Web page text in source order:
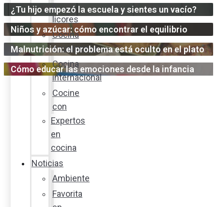
y
licores
Cocina
ecuatoriana
Cocina
internacional
Cocine
con
Expertos
en
cocina
Noticias
Ambiente
Favorita
¿Tu hijo empezó la escuela y sientes un vacío?
Niños y azúcar: cómo encontrar el equilibrio
Malnutrición: el problema está oculto en el plato
Cómo educar las emociones desde la infancia